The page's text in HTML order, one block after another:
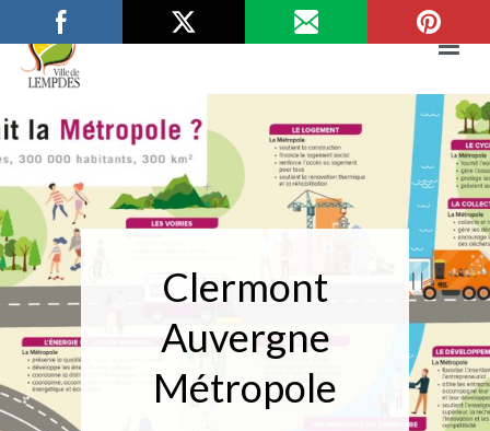
au
contenu
Clermont
Auvergne
Métropole